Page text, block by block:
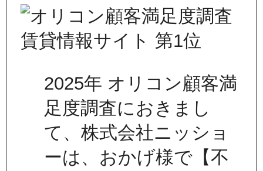
2025年 オリコン顧客満
足度調査におきまし
て、株式会社ニッショ
ーは、おかげ様で【不